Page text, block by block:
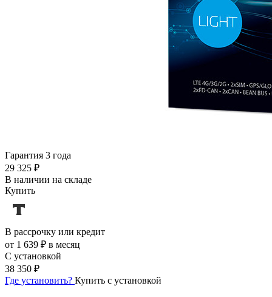
Гарантия 3 года
29 325 ₽
В наличии на складе
Купить
В рассрочку или кредит
от 1 639 ₽ в месяц
С установкой
38 350 ₽
Где установить? Купить с установкой